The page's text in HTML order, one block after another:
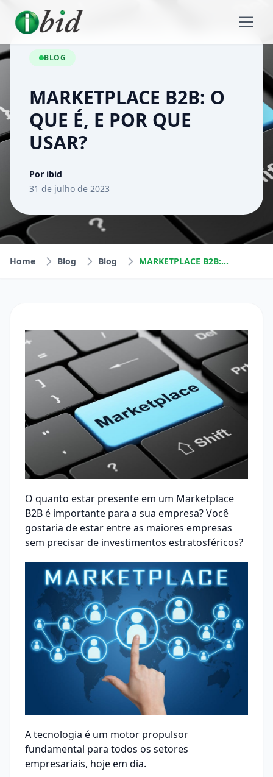
BLOG
MARKETPLACE B2B: O
QUE É, E POR QUE
USAR?
Por ibid
31 de julho de 2023
Home Blog Blog MARKETPLACE B2B: O QUE É, E POR QUE USAR?
O quanto estar presente em um Marketplace
B2B é importante para a sua empresa? Você
gostaria de estar entre as maiores empresas
sem precisar de investimentos estratosféricos?
Atecnologia é um motor propulsor
fundamental para todos os setores
empresariais, hoje em dia.